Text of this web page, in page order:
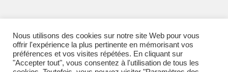
EN SAVOIR PLUS
Nous utilisons des cookies sur notre site Web pour vous
offrir l'expérience la plus pertinente en mémorisant vos
préférences et vos visites répétées. En cliquant sur
"Accepter tout", vous consentez à l'utilisation de tous les